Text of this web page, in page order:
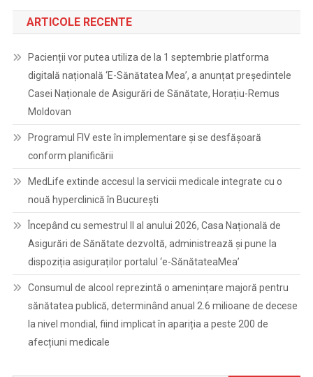
ARTICOLE RECENTE
Pacienții vor putea utiliza de la 1 septembrie platforma
digitală națională ‘E-Sănătatea Mea’, a anunțat președintele
Casei Naționale de Asigurări de Sănătate, Horațiu-Remus
Moldovan
Programul FIV este în implementare și se desfășoară
conform planificării
MedLife extinde accesul la servicii medicale integrate cu o
nouă hyperclinică în București
Începând cu semestrul II al anului 2026, Casa Națională de
Asigurări de Sănătate dezvoltă, administrează și pune la
dispoziția asiguraților portalul ‘e-SănătateaMea’
Consumul de alcool reprezintă o amenințare majoră pentru
sănătatea publică, determinând anual 2.6 milioane de decese
la nivel mondial, fiind implicat în apariția a peste 200 de
afecțiuni medicale